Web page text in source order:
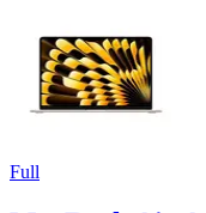
Full